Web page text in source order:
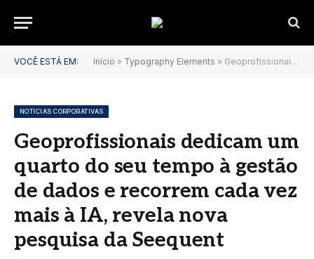
VOCÊ ESTÁ EM: Início » Typography Elements » Geoprofissionais dedicam um quarto do seu tempo à gestão de dados e recorrem cada vez mais à IA, revela nova pesquisa da Seequent
NOTÍCIAS CORPORATIVAS
Geoprofissionais dedicam um
quarto do seu tempo à gestão
de dados e recorrem cada vez
mais à IA, revela nova
pesquisa da Seequent